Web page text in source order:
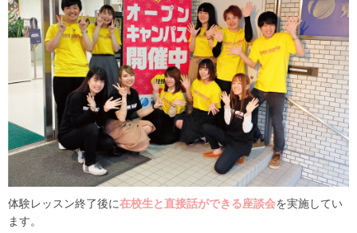
体験レッスン終了後に在校生と直接話ができる座談会を実施してい
ます。